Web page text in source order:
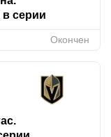
серии
Окончен